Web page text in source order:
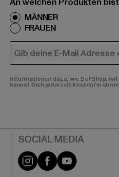
MÄNNER
FRAUEN
E-MAIL
Informationen dazu, wie DefShop
kannst Dich jederzeit kostenfei
Instagram
FacebookYouTube